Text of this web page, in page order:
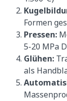
Formen
Pressen:
5-20 MPa
Glühen:
als